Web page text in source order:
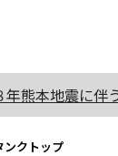
年熊本地震に伴
ンクトップ